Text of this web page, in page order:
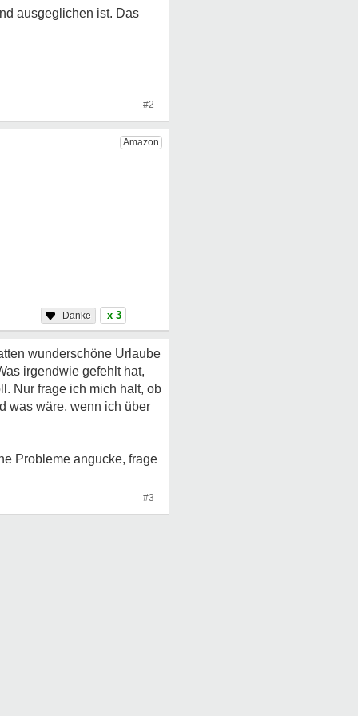
ausgeglichen ist. Das
#2
x 3
wunderschöne Urlaube
irgendwie gefehlt hat,
Nur frage ich mich halt, ob
was wäre, wenn ich über
Probleme angucke, frage
#3